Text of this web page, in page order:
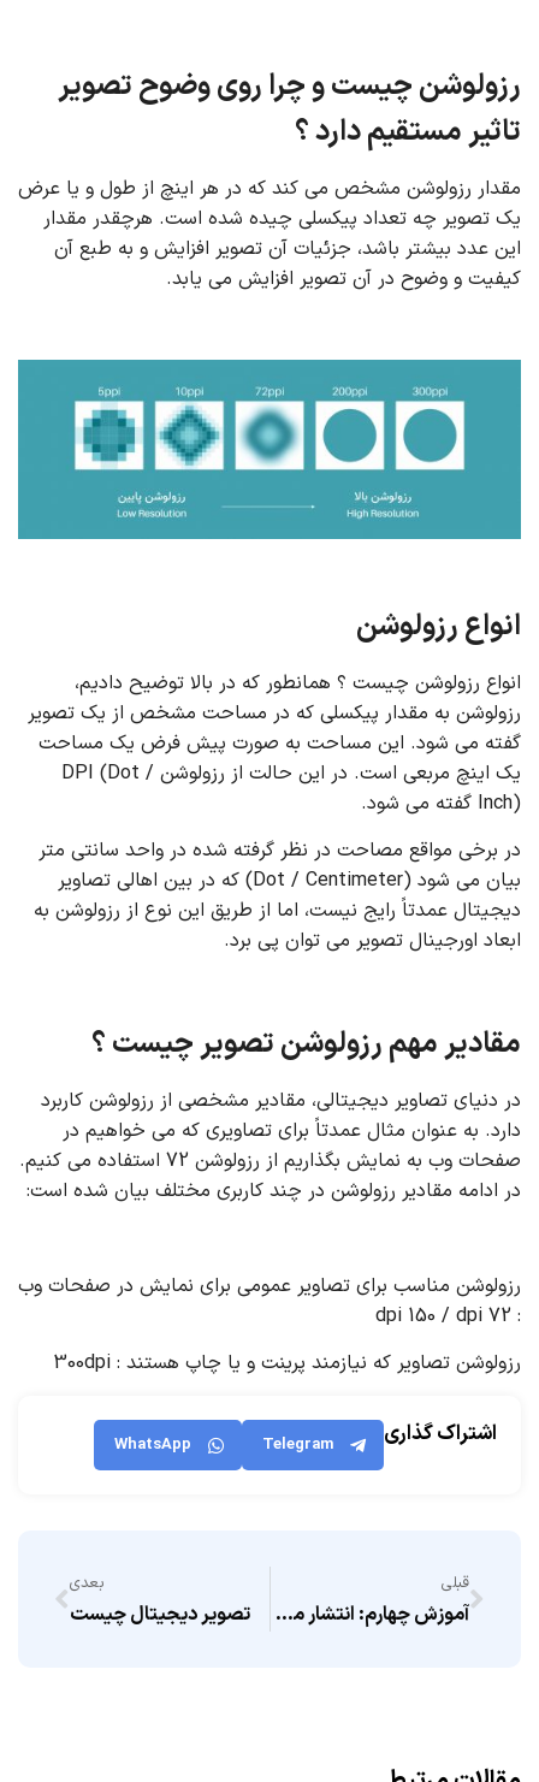
رزولوشن چیست و چرا روی وضوح تصویر
تاثیر مستقیم دارد ؟
مقدار رزولوشن مشخص می کند که در هر اینچ از طول و یا عرض
یک تصویر چه تعداد پیکسلی چیده شده است. هرچقدر مقدار
این عدد بیشتر باشد، جزئیات آن تصویر افزایش و به طبع آن
کیفیت و وضوح در آن تصویر افزایش می یابد.
انواع رزولوشن
انواع رزولوشن چیست ؟ همانطور که در بالا توضیح دادیم،
رزولوشن به مقدار پیکسلی که در مساحت مشخص از یک تصویر
گفته می شود. این مساحت به صورت پیش فرض یک مساحت
یک اینچ مربعی است. در این حالت از رزولوشن DPI (Dot /
Inch) گفته می شود.
در برخی مواقع مصاحت در نظر گرفته شده در واحد سانتی متر
بیان می شود (Dot / Centimeter) که در بین اهالی تصاویر
دیجیتال عمدتاً رایج نیست، اما از طریق این نوع از رزولوشن به
ابعاد اورجینال تصویر می توان پی برد.
مقادیر مهم رزولوشن تصویر چیست ؟
در دنیای تصاویر دیجیتالی، مقادیر مشخصی از رزولوشن کاربرد
دارد. به عنوان مثال عمدتاً برای تصاویری که می خواهیم در
صفحات وب به نمایش بگذاریم از رزولوشن 72 استفاده می کنیم.
در ادامه مقادیر رزولوشن در چند کاربری مختلف بیان شده است:
رزولوشن مناسب برای تصاویر عمومی برای نمایش در صفحات وب
: 72 dpi 150 / dpi
رزولوشن تصاویر که نیازمند پرینت و یا چاپ هستند : 300dpi
اشتراک گذاری Telegram
WhatsApp
قبلی
آموزش چهارم: انتشار مبتنی بر مکان
بعدی
تصویر دیجیتال چیست